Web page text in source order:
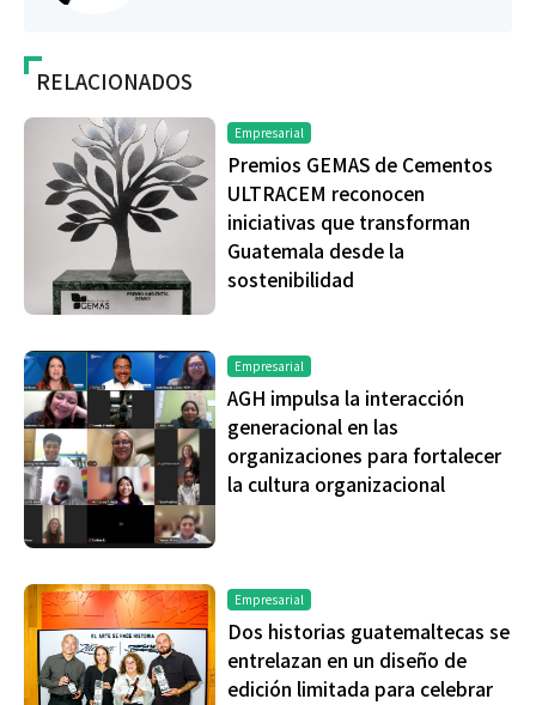
RELACIONADOS
Empresarial
Premios GEMAS de Cementos
ULTRACEM reconocen
iniciativas que transforman
Guatemala desde la
sostenibilidad
Empresarial
AGH impulsa la interacción
generacional en las
organizaciones para fortalecer
la cultura organizacional
Empresarial
Dos historias guatemaltecas se
entrelazan en un diseño de
edición limitada para celebrar